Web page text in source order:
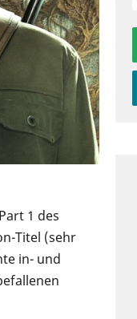
1 des
Titel (sehr
in- und